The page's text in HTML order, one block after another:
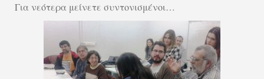
Για νεότερα μείνετε συντονισμένοι…